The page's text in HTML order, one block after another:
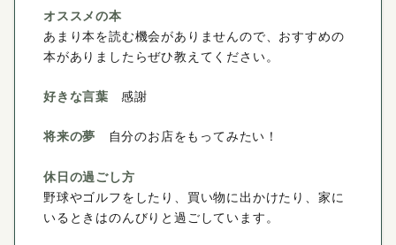
オススメの本
あまり本を読む機会がありませんので、おすすめの
本がありましたらぜひ教えてください。
好きな言葉 感謝
将来の夢 自分のお店をもってみたい！
休日の過ごし方
野球やゴルフをしたり、買い物に出かけたり、家に
いるときはのんびりと過ごしています。